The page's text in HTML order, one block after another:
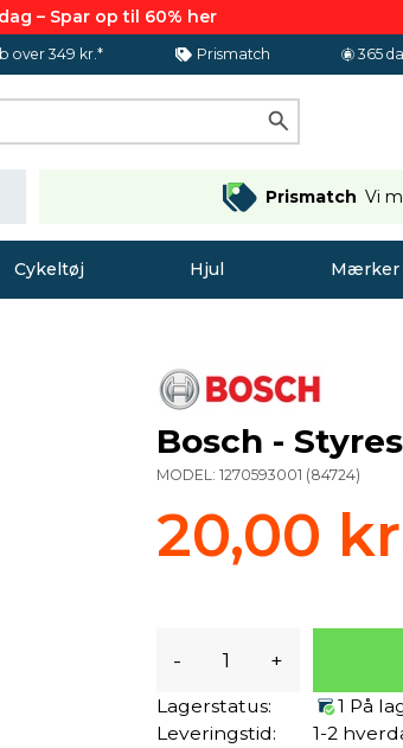
– Spar op til 60% her
over 349 kr.* Prismatch 365
Prismatch Vi
Cykeltøj Hjul Mærker
Bosch -
MODEL:1270593001 (84724)
20,00
- +
Lagerstatus:
1 På
Leveringstid:
1-2